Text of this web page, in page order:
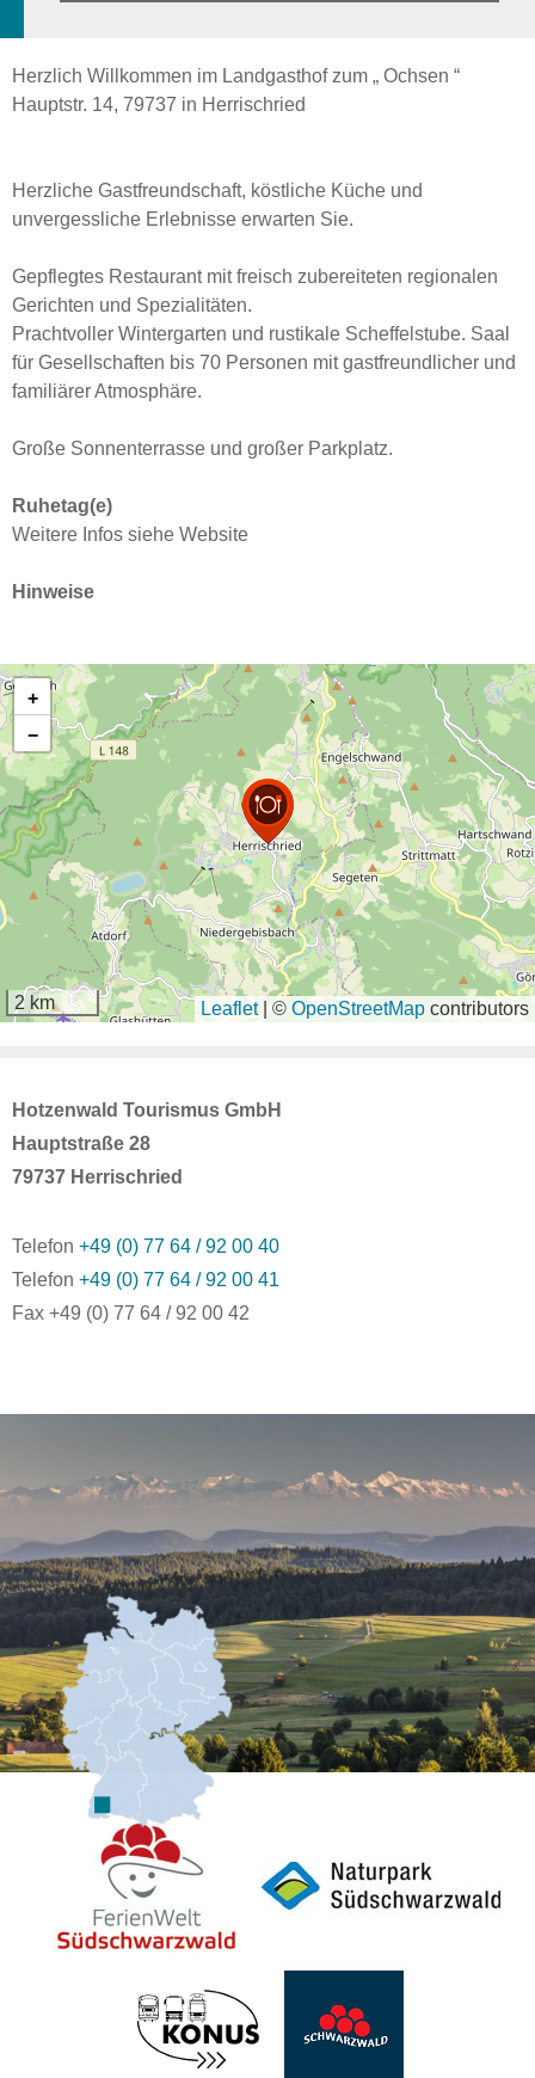
Herzlich Willkommen im Landgasthof zum „ Ochsen “
Hauptstr. 14, 79737 in Herrischried
Herzliche Gastfreundschaft, köstliche Küche und
unvergessliche Erlebnisse erwarten Sie.
Gepflegtes Restaurant mit freisch zubereiteten regionalen
Gerichten und Spezialitäten.
Prachtvoller Wintergarten und rustikale Scheffelstube. Saal
für Gesellschaften bis 70 Personen mit gastfreundlicher und
familiärer Atmosphäre.
Große Sonnenterrasse und großer Parkplatz.
Ruhetag(e)
Weitere Infos siehe Website
Hinweise
+
−
2 km Leaflet © OpenStreetMap contributors
Hotzenwald Tourismus GmbH
Hauptstraße 28
79737 Herrischried
Telefon +49 (0) 77 64 / 92 00 40
Telefon +49 (0) 77 64 / 92 00 41
Fax +49 (0) 77 64 / 92 00 42